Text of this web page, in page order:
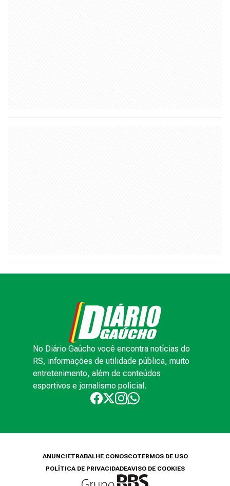
No Diário Gaúcho você encontra notícias do
RS, informações de utilidade pública, muito
entretenimento, além de conteúdos
esportivos e jornalismo policial.
ANUNCIETRABALHE CONOSCOTERMOS DE USO
POLÍTICA DE PRIVACIDADEAVISO DE COOKIES